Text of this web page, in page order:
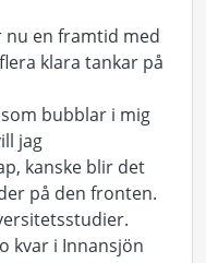
nu en framtid med
klara tankar på
bubblar i mig
jag
kanske blir det
på den fronten.
kvar i Innansjön